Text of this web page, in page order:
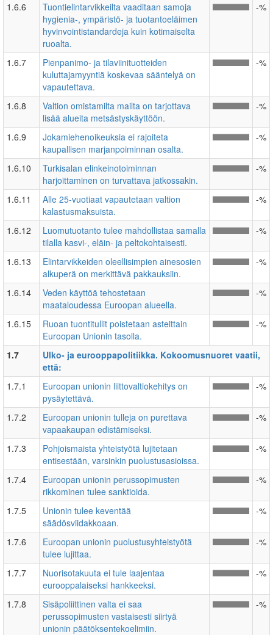
1.6.6
Tuontielintarvikkeilta vaaditaan samoja
hygienia-, ympäristö- ja tuotantoeläimen
hyvinvointistandardeja kuin kotimaiselta
ruoalta.
-%
1.6.7
Pienpanimo- ja tilaviinituotteiden
kuluttajamyyntiä koskevaa sääntelyä on
vapautettava.
-%
1.6.8
Valtion omistamilta mailta on tarjottava
lisää alueita metsästyskäyttöön.
-%
1.6.9
Jokamiehenoikeuksia ei rajoiteta
kaupallisen marjanpoiminnan osalta.
-%
1.6.10
Turkisalan elinkeinotoiminnan
harjoittaminen on turvattava jatkossakin.
-%
1.6.11
Alle 25-vuotiaat vapautetaan valtion
kalastusmaksuista.
-%
1.6.12
Luomutuotanto tulee mahdollistaa samalla
tilalla kasvi-, eläin- ja peltokohtaisesti.
-%
1.6.13
Elintarvikkeiden oleellisimpien ainesosien
alkuperä on merkittävä pakkauksiin.
-%
1.6.14
Veden käyttöä tehostetaan
maataloudessa Euroopan alueella.
-%
1.6.15
Ruoan tuontitullit poistetaan asteittain
Euroopan Unionin tasolla.
-%
1.7
Ulko- ja eurooppapolitiikka. Kokoomusnuoret vaatii,
että:
1.7.1
Euroopan unionin liittovaltiokehitys on
pysäytettävä.
-%
1.7.2
Euroopan unionin tulleja on purettava
vapaakaupan edistämiseksi.
-%
1.7.3
Pohjoismaista yhteistyötä lujitetaan
entisestään, varsinkin puolustusasioissa.
-%
1.7.4
Euroopan unionin perussopimusten
rikkominen tulee sanktioida.
-%
1.7.5
Unionin tulee keventää
säädösviidakkoaan.
-%
1.7.6
Euroopan unionin puolustusyhteistyötä
tulee lujittaa.
-%
1.7.7
Nuorisotakuuta ei tule laajentaa
eurooppalaiseksi hankkeeksi.
-%
1.7.8
Sisäpoliittinen valta ei saa
perussopimusten vastaisesti siirtyä
unionin päätöksentekoelimiin.
-%